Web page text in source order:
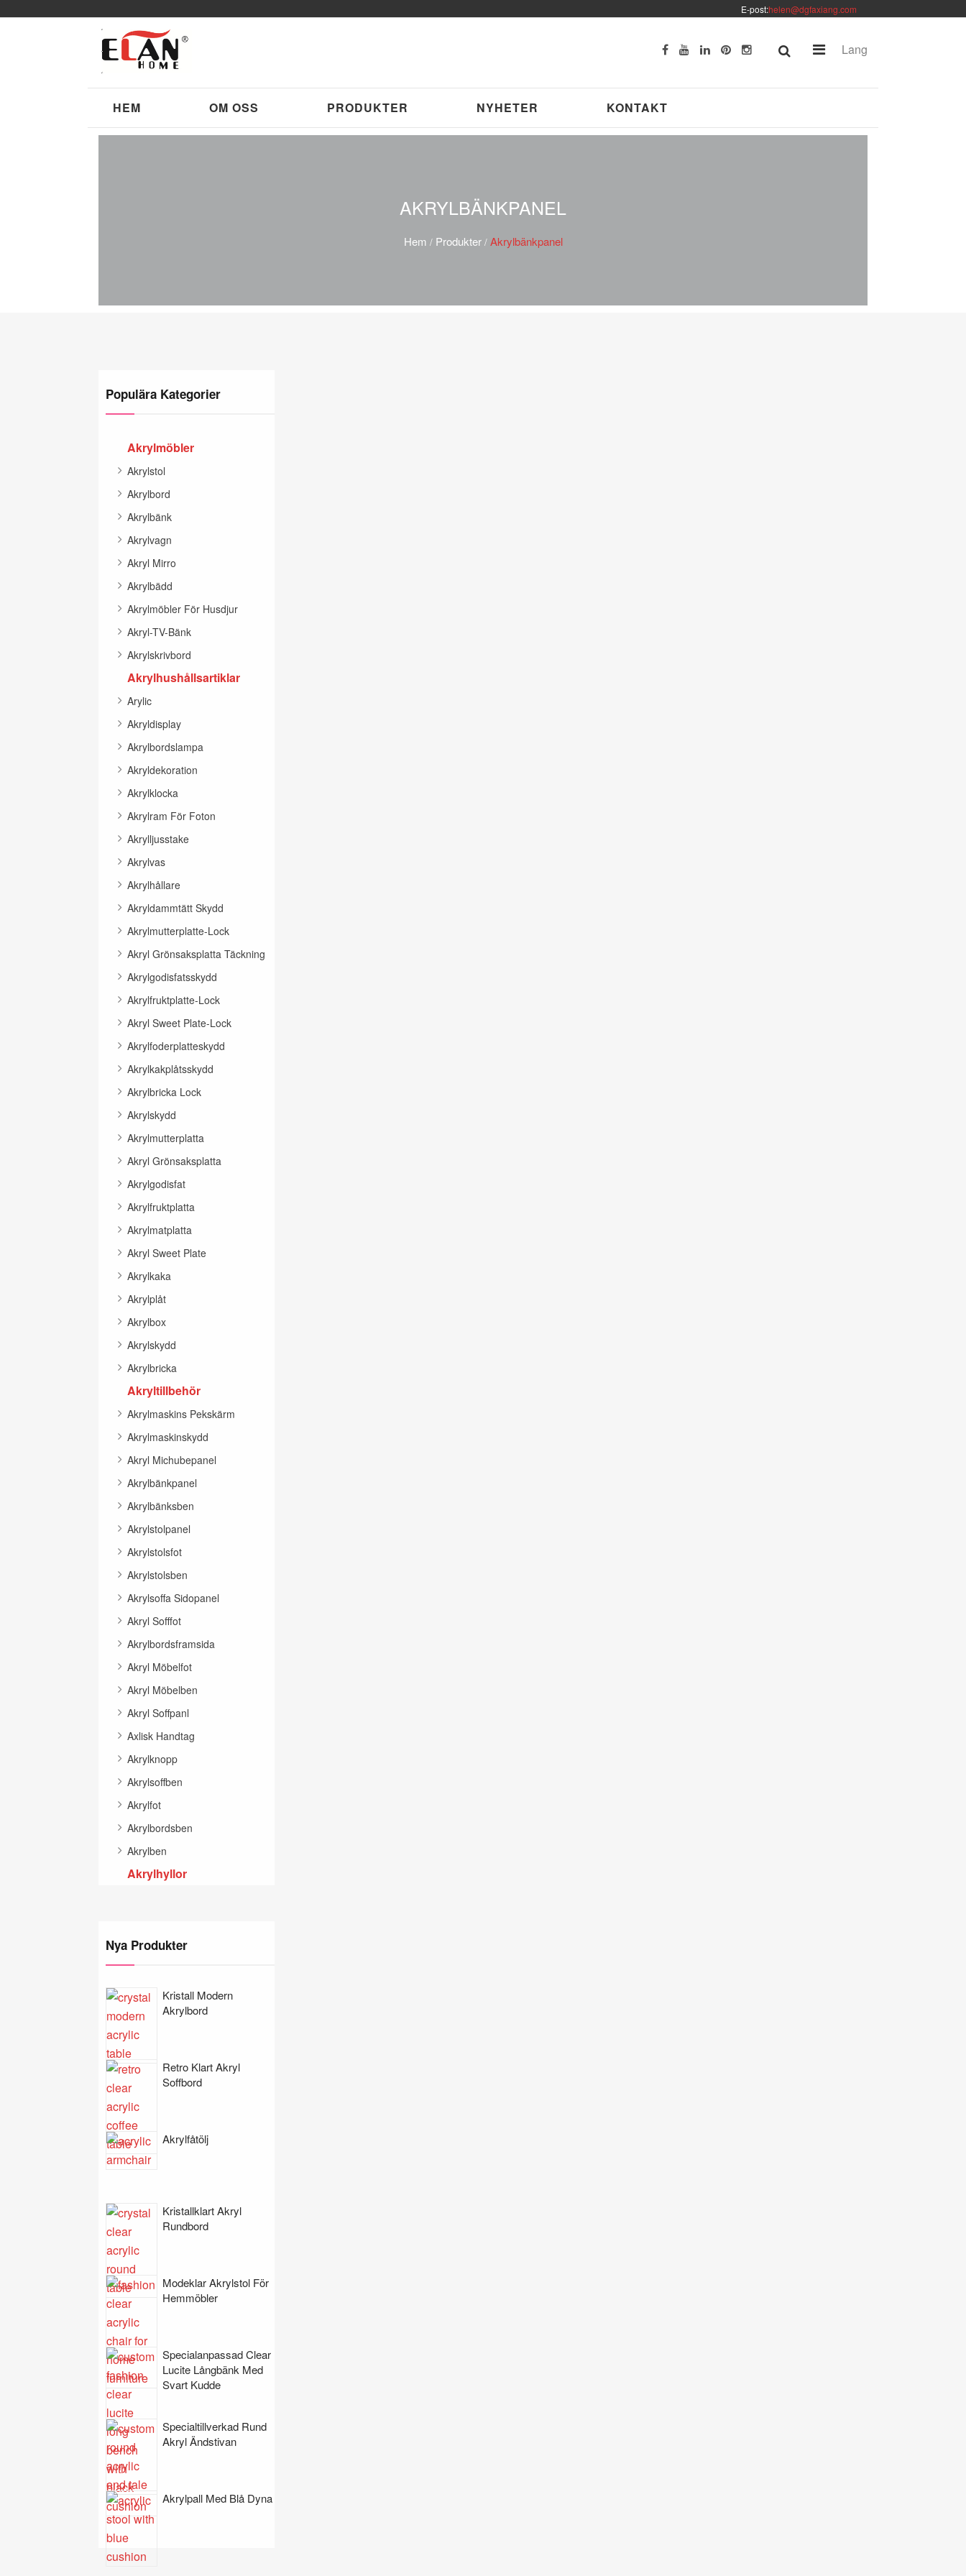
E-post:helen@dgfaxiang.com
Lang
HEM OM OSS PRODUKTER NYHETER KONTAKT
AKRYLBÄNKPANEL
Hem / Produkter/ Akrylbänkpanel
Populära Kategorier
Akrylmöbler
Akrylstol
Akrylbord
Akrylbänk
Akrylvagn
Akryl Mirro
Akrylbädd
Akrylmöbler För Husdjur
Akryl-TV-Bänk
Akrylskrivbord
Akrylhushållsartiklar
Arylic
Akryldisplay
Akrylbordslampa
Akryldekoration
Akrylklocka
Akrylram För Foton
Akrylljusstake
Akrylvas
Akrylhållare
Akryldammtätt Skydd
Akrylmutterplatte-Lock
Akryl Grönsaksplatta Täckning
Akrylgodisfatsskydd
Akrylfruktplatte-Lock
Akryl Sweet Plate-Lock
Akrylfoderplatteskydd
Akrylkakplåtsskydd
Akrylbricka Lock
Akrylskydd
Akrylmutterplatta
Akryl Grönsaksplatta
Akrylgodisfat
Akrylfruktplatta
Akrylmatplatta
Akryl Sweet Plate
Akrylkaka
Akrylplåt
Akrylbox
Akrylskydd
Akrylbricka
Akryltillbehör
Akrylmaskins Pekskärm
Akrylmaskinskydd
Akryl Michubepanel
Akrylbänkpanel
Akrylbänksben
Akrylstolpanel
Akrylstolsfot
Akrylstolsben
Akrylsoffa Sidopanel
Akryl Sofffot
Akrylbordsframsida
Akryl Möbelfot
Akryl Möbelben
Akryl Soffpanl
Axlisk Handtag
Akrylknopp
Akrylsoffben
Akrylfot
Akrylbordsben
Akrylben
Akrylhyllor
Nya Produkter
Kristall Modern
Akrylbord
Retro Klart Akryl
Soffbord
Akrylfåtölj
Kristallklart Akryl
Rundbord
Modeklar Akrylstol För
Hemmöbler
Specialanpassad Clear
Lucite Långbänk Med
Svart Kudde
Specialtillverkad Rund
Akryl Ändstivan
Akrylpall Med Blå Dyna